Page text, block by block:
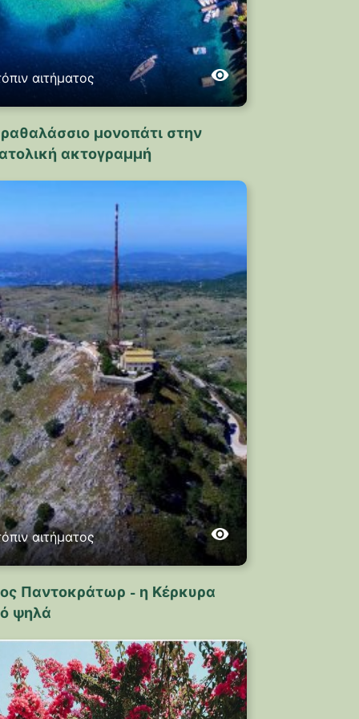
αιτήματος
μονοπάτι στην
ακτογραμμή
αιτήματος
Παντοκράτωρ - η Κέρκυρα
ψηλά